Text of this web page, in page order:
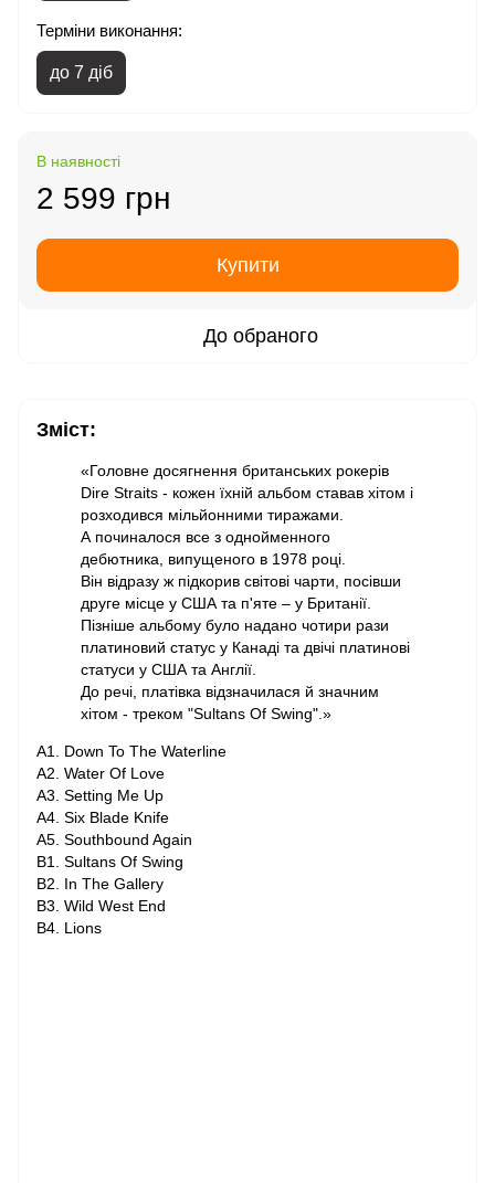
Терміни виконання:
до 7 діб
В наявності
2 599 грн
Купити
До обраного
Зміст:
«Головне досягнення британських рокерів
Dire Straits - кожен їхній альбом ставав хітом і
розходився мільйонними тиражами.
А починалося все з однойменного
дебютника, випущеного в 1978 році.
Він відразу ж підкорив світові чарти, посівши
друге місце у США та п'яте – у Британії.
Пізніше альбому було надано чотири рази
платиновий статус у Канаді та двічі платинові
статуси у США та Англії.
До речі, платівка відзначилася й значним
хітом - треком "Sultans Of Swing".»
A1. Down To The Waterline
A2. Water Of Love
A3. Setting Me Up
A4. Six Blade Knife
A5. Southbound Again
B1. Sultans Of Swing
B2. In The Gallery
B3. Wild West End
B4. Lions